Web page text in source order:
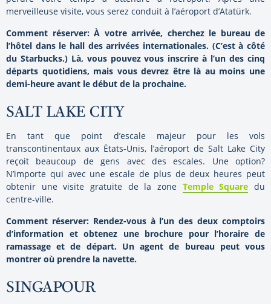
merveilleuse visite, vous serez conduit à l’aéroport d’Atatürk.
Comment réserver: À votre arrivée, cherchez le bureau de
l’hôtel dans le hall des arrivées internationales. (C’est à côté
du Starbucks.) Là, vous pouvez vous inscrire à l’un des cinq
départs quotidiens, mais vous devrez être là au moins une
demi-heure avant le début de la prochaine.
SALT LAKE CITY
En tant que point d’escale majeur pour les vols
transcontinentaux aux États-Unis, l’aéroport de Salt Lake City
reçoit beaucoup de gens avec des escales. Une option?
N’importe qui avec une escale de plus de deux heures peut
obtenir une visite gratuite de la zone Temple Square du
centre-ville.
Comment réserver: Rendez-vous à l’un des deux comptoirs
d’information et obtenez une brochure pour l’horaire de
ramassage et de départ. Un agent de bureau peut vous
montrer où prendre la navette.
SINGAPOUR